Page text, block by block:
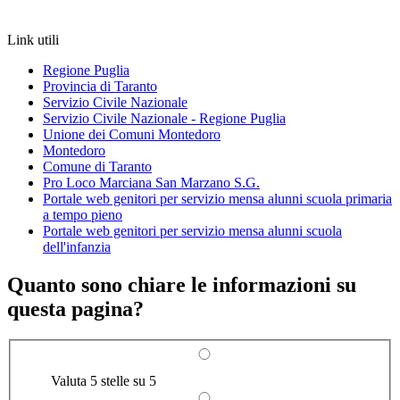
Link utili
Regione Puglia
Provincia di Taranto
Servizio Civile Nazionale
Servizio Civile Nazionale - Regione Puglia
Unione dei Comuni Montedoro
Montedoro
Comune di Taranto
Pro Loco Marciana San Marzano S.G.
Portale web genitori per servizio mensa alunni scuola primaria
a tempo pieno
Portale web genitori per servizio mensa alunni scuola
dell'infanzia
Quanto sono chiare le informazioni su
questa pagina?
Valuta 5 stelle su 5